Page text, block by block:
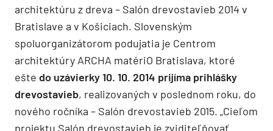
architektúru z dreva – Salón drevostavieb 2014 v
Bratislave a v Košiciach. Slovenským
spoluorganizátorom podujatia je Centrom
architektúry ARCHA matériO Bratislava, ktoré
ešte do uzávierky 10. 10. 2014 prijíma prihlášky
drevostavieb, realizovaných v poslednom roku, do
nového ročníka – Salón drevostavieb 2015. „Cieľom
projektu Salón drevostavieb je zviditeľňovať